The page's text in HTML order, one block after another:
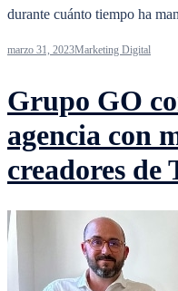
durante cuánto tiempo ha
marzo 31, 2023Marketing Digital
Grupo GO
agencia con
creadores